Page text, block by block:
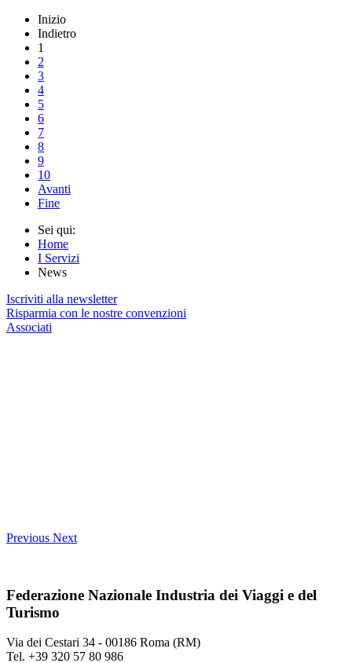
Inizio
Indietro
1
2
3
4
5
6
7
8
9
10
Avanti
Fine
Sei qui:
Home
I Servizi
News
Iscriviti alla newsletter
Risparmia con le nostre convenzioni
Associati
Previous Next
Federazione Nazionale Industria dei Viaggi e del
Turismo
Via dei Cestari 34 - 00186 Roma (RM)
Tel. +39 320 57 80 986